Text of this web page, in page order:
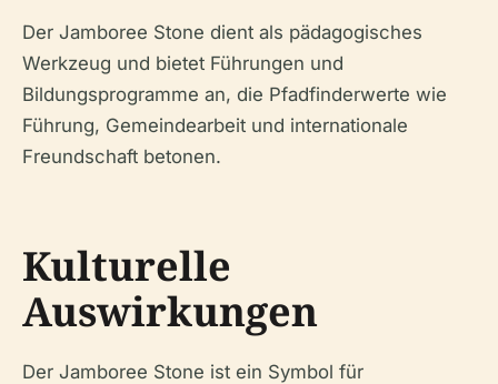
Der Jamboree Stone dient als pädagogisches
Werkzeug und bietet Führungen und
Bildungsprogramme an, die Pfadfinderwerte wie
Führung, Gemeindearbeit und internationale
Freundschaft betonen.
Kulturelle
Auswirkungen
Der Jamboree Stone ist ein Symbol für